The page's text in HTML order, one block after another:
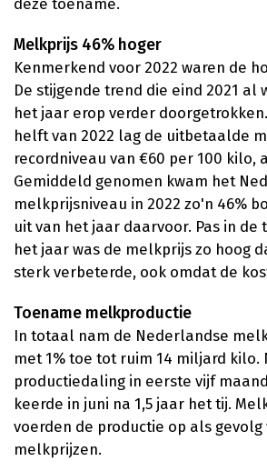
Melkprijs 46% hoger
Kenmerkend voor 2022 waren de
De stijgende trend die eind 2021 al
het jaar erop verder
helft van 2022 lag de uitbetaalde
recordniveau van €60 per 100 kilo,
Gemiddeld genomen kwam het
melkprijsniveau in 2022 zo'n 46%
uit van het jaar daarvoor. Pas in de
het jaar was de melkprijs zo hoog
sterk verbeterde, ook omdat de
Toename melkproductie
In totaal nam de Nederlandse
met 1% toe tot ruim 14 miljard kilo.
productiedaling in eerste vijf
keerde in juni na 1,5 jaar het tij.
voerden de productie op als gevolg
melkprijzen.